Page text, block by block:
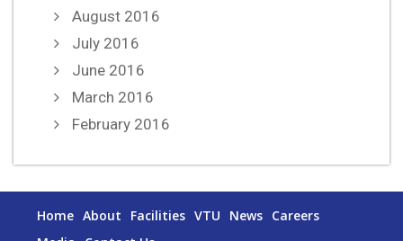
August 2016
July 2016
June 2016
March 2016
February 2016
Home About Facilities VTU News Careers